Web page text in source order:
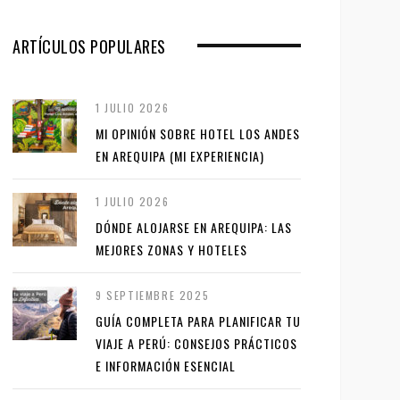
ARTÍCULOS POPULARES
1 JULIO 2026
MI OPINIÓN SOBRE HOTEL LOS ANDES
EN AREQUIPA (MI EXPERIENCIA)
1 JULIO 2026
DÓNDE ALOJARSE EN AREQUIPA: LAS
MEJORES ZONAS Y HOTELES
9 SEPTIEMBRE 2025
GUÍA COMPLETA PARA PLANIFICAR TU
VIAJE A PERÚ: CONSEJOS PRÁCTICOS
E INFORMACIÓN ESENCIAL